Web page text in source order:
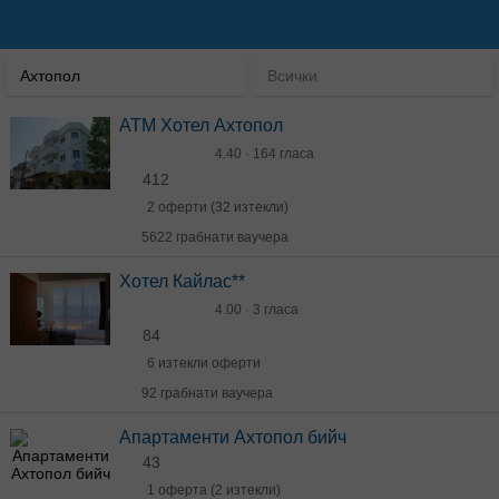
Ахтопол Всички
ATM Хотел Ахтопол
4.40 · 164 гласа
412
2 оферти (32 изтекли)
5622 грабнати ваучера
Хотел Кайлас**
4.00 · 3 гласа
84
6 изтекли оферти
92 грабнати ваучера
Апартаменти Ахтопол бийч
43
1 оферта (2 изтекли)